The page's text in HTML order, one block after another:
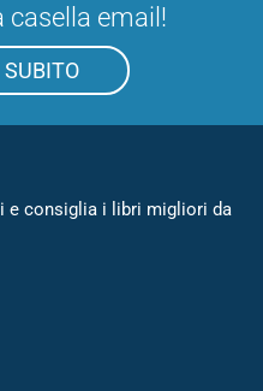
casella email!
e consiglia i libri migliori da